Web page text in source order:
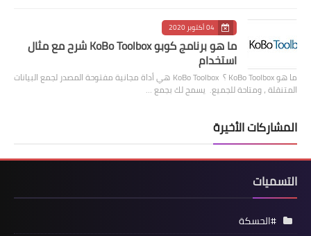
04 أكتوبر 2020
ما هو برنامج كوبو KoBo Toolbox شرح مع مثال
استخدام
ما هو KoBo Toolbox ؟ KoBo Toolbox هي أداة مجانية مفتوحة المصدر لجمع البيانات
المتنقلة ، ومتاحة للجميع. يسمح لك بجمع …
المشاركات الأخيرة
التسميات
#الحسكة